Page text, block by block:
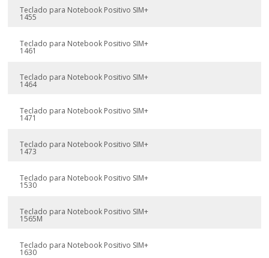
Teclado para Notebook Positivo SIM+
1455
Teclado para Notebook Positivo SIM+
1461
Teclado para Notebook Positivo SIM+
1464
Teclado para Notebook Positivo SIM+
1471
Teclado para Notebook Positivo SIM+
1473
Teclado para Notebook Positivo SIM+
1530
Teclado para Notebook Positivo SIM+
1565M
Teclado para Notebook Positivo SIM+
1630